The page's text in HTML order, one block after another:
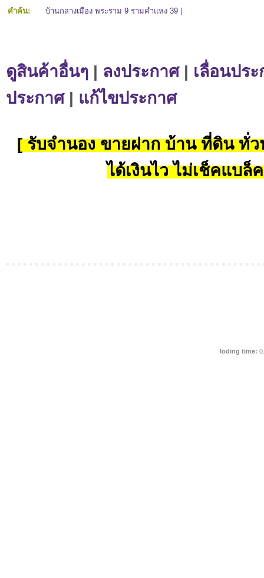
คำค้น: บ้านกลางเมือง พระราม 9 รามคำแหง 39
ดูสินค้าอื่นๆ | ลงประกาศ| เลื่อนปร
ประกาศ| แก้ไขประกาศ
[ รับจำนอง ขายฝาก บ้าน ที่ดิน ทั่ว
ได้เงินไว ไม่เช็คแบล็
loding time: